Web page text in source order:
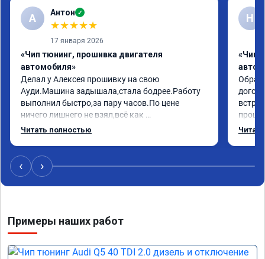
А Антон ✓
★★★★★
17 января 2026
«Чип тюнинг, прошивка двигателя
автомобиля»
Делал у Алексея прошивку на свою
Ауди.Машина задышала,стала бодрее.Работу
выполнил быстро,за пару часов.По цене
ничего лишнего не взял,всё как
договаривались заранее.После работы
поломки авто.Однозначно рекомендую
Алексея как грамотного специалиста!
Читать полностью
Н
«Чип
Арман
‹ ›
Примеры наших работ